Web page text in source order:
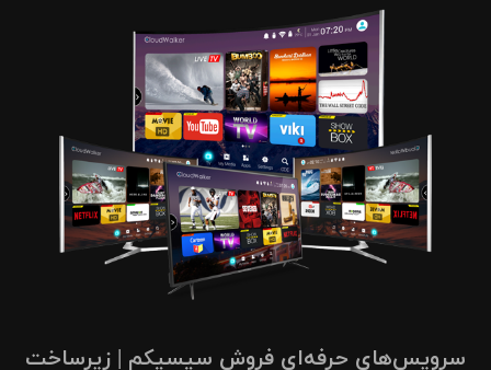
سرویس‌های حرفه‌ای فروش سیسیکم | زیرساخت